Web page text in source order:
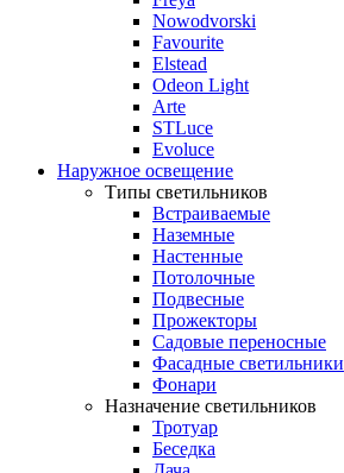
Nowodvorski
Favourite
Elstead
Odeon Light
Arte
STLuce
Evoluce
Наружное освещение
Типы светильников
Встраиваемые
Наземные
Настенные
Потолочные
Подвесные
Прожекторы
Садовые переносные
Фасадные светильники
Фонари
Назначение светильников
Тротуар
Беседка